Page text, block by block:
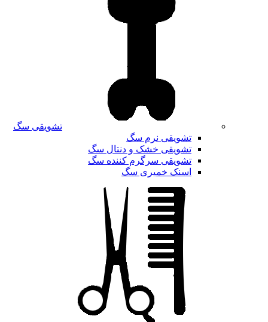
تشویقی سگ
تشویقی نرم سگ
تشویقی خشک و دنتال سگ
تشویقی سرگرم کننده سگ
اسنک خمیری سگ